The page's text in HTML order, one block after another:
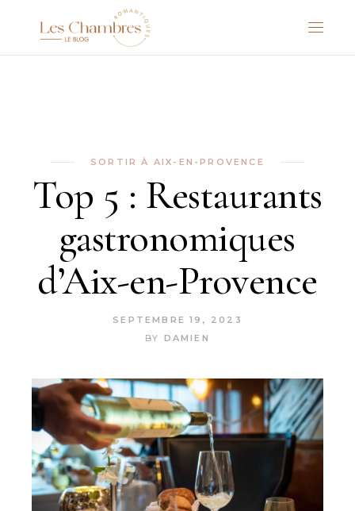
SORTIR À AIX-EN-PROVENCE
Top 5 : Restaurants
gastronomiques
d’Aix-en-Provence
SEPTEMBRE 19, 2023
BY DAMIEN